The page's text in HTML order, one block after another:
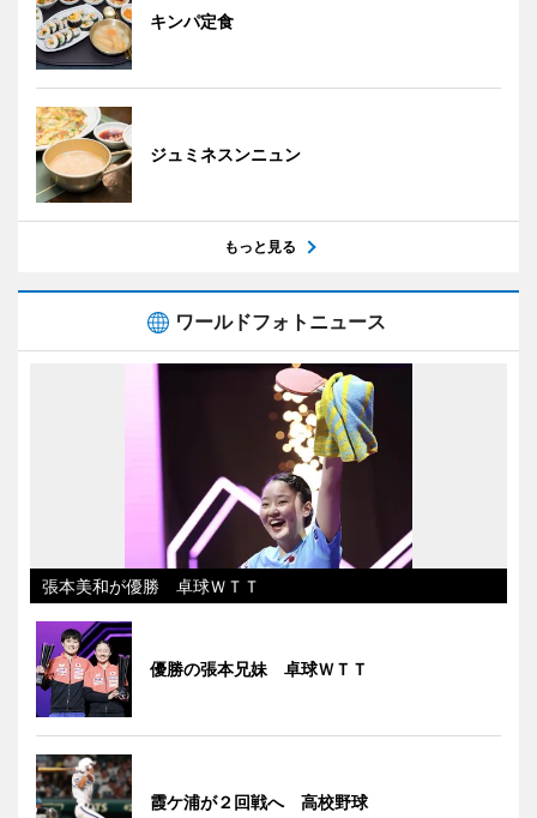
キンパ定食
ジュミネスンニュン
もっと見る
ワールドフォトニュース
張本美和が優勝 卓球ＷＴＴ
優勝の張本兄妹 卓球ＷＴＴ
霞ケ浦が２回戦へ 高校野球